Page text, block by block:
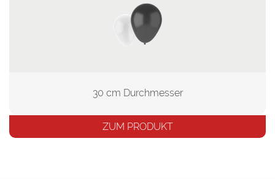
30 cm Durchmesser
ZUM PRODUKT